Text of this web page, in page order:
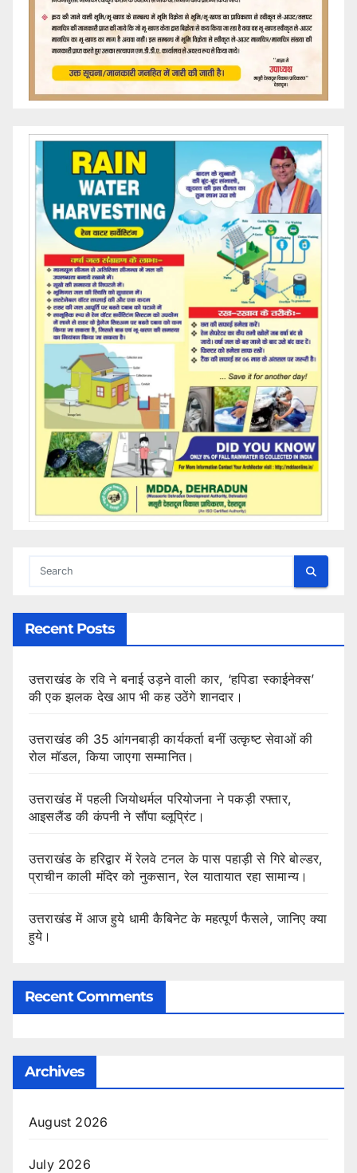
Recent Posts
उत्तराखंड के रवि ने बनाई उड़ने वाली कार, ‘हपिडा स्काईनेक्स’
की एक झलक देख आप भी कह उठेंगे शानदार।
उत्तराखंड की 35 आंगनबाड़ी कार्यकर्ता बनीं उत्कृष्ट सेवाओं की
रोल मॉडल, किया जाएगा सम्मानित।
उत्तराखंड में पहली जियोथर्मल परियोजना ने पकड़ी रफ्तार,
आइसलैंड की कंपनी ने सौंपा ब्लूप्रिंट।
उत्तराखंड के हरिद्वार में रेलवे टनल के पास पहाड़ी से गिरे बोल्डर,
प्राचीन काली मंदिर को नुकसान, रेल यातायात रहा सामान्य।
उत्तराखंड में आज हुये धामी कैबिनेट के महत्पूर्ण फैसले, जानिए क्या
हुये।
Recent Comments
Archives
August 2026
July 2026